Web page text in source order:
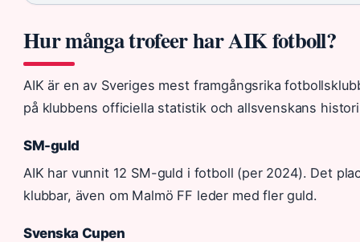
Hur många trofeer har AIK fotboll?
AIK är en av Sveriges mest framgångsrika
på klubbens officiella statistik och allsvenskans
SM-guld
AIK har vunnit 12 SM-guld i fotboll (per 2024). Det
klubbar, även om Malmö FF leder med fler guld.
Svenska Cupen